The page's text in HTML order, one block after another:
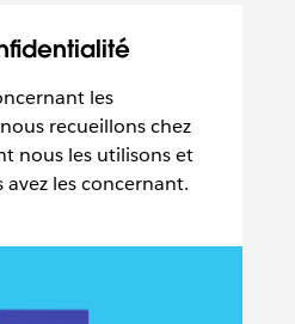
les
recueillons chez
nous les utilisons et
avez les concernant.